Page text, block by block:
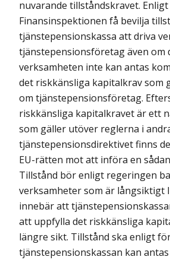
nuvarande tillståndskravet.
Finansinspektionen få bevilja
tjänstepensionskassa att driva
tjänstepensionsföretag även om
verksamheten inte kan antas
det riskkänsliga kapitalkrav som
om tjänstepensionsföretag.
riskkänsliga kapitalkravet är ett
som gäller utöver reglerna i
tjänstepensionsdirektivet finns
EU-rätten mot att införa en
Tillstånd bör enligt regeringen
verksamheter som är långsiktigt
innebär att
att uppfylla det riskkänsliga
längre sikt. Tillstånd ska enligt
tjänstepensionskassan kan